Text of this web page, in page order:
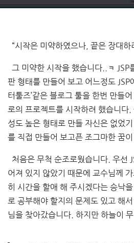
“시작은 미약하였으나, 끝은 장대
그 미약한 시작을 했습니다..ㅋ JSP
판 형태를 만들어 보고 어느정도 JSP
터툴즈’같은 블로그 툴을 한번 만들
로의 프로젝트를 시작하려 했습니다
성도 높은 형태로 만들 자신은 없었
를 직접 만들어 보고픈 조그마한 꿈이
처음은 무척 순조로웠습니다. 우선
어져 있지 않았기 때문에 교수님께
히 시간을 할애 해 주시겠다는 승낙
로 공부해야 할지의 문제도 있고 해
님을 찾아갔습니다. 하지만 하늘이